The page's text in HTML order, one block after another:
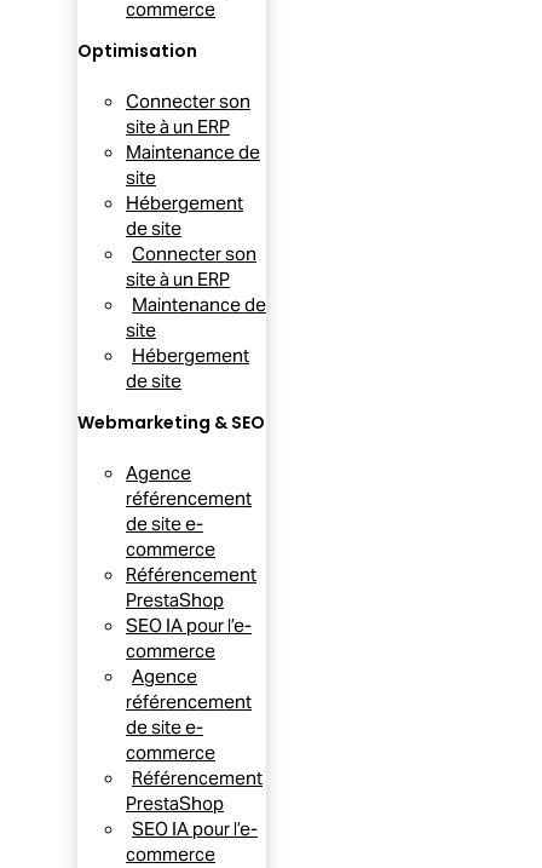
commerce
Optimisation
Connecter son
site à un ERP
Maintenance de
site
Hébergement
de site
Connecter son
site à un ERP
Maintenance de
site
Hébergement
de site
Webmarketing & SEO
Agence
référencement
de site e-
commerce
Référencement
PrestaShop
SEO IA pour l’e-
commerce
Agence
référencement
de site e-
commerce
Référencement
PrestaShop
SEO IA pour l’e-
commerce